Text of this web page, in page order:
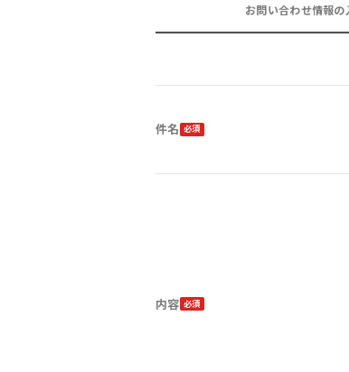
お問い合わせ情報の
件名
内容